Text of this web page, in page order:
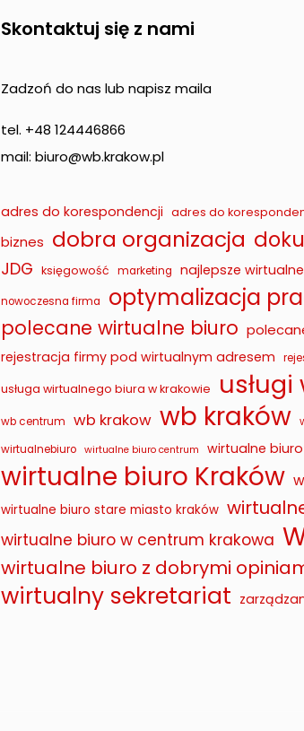
Skontaktuj się z nami
Zadzoń do nas lub napisz maila
tel. +48 124446866
mail: biuro@wb.krakow.pl
adres do korespondencji adres do
biznes dobra organizacja
JDG księgowość marketing najlepsze
nowoczesna firma optymalizacja
polecane wirtualne biuro
rejestracja firmy pod wirtualnym adresem
usługa wirtualnego biura w krakowie
wb centrum wb krakow wb kraków
wirtualnebiuro wirtualne biuro centrum wirtualne
wirtualne biuro Kraków
wirtualne biuro stare miasto kraków
wirtualne biuro w centrum krakowa
wirtualne biuro z dobrymi
wirtualny sekretariat